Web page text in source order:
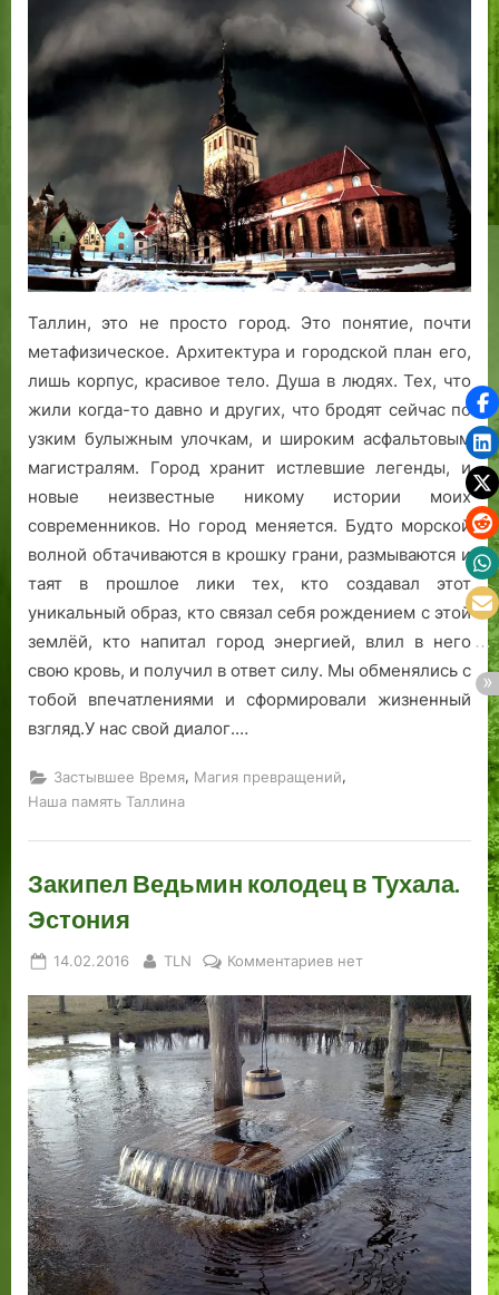
Таллин, это не просто город. Это понятие, почти
метафизическое. Архитектура и городской план его,
лишь корпус, красивое тело. Душа в людях. Тех, что
жили когда-то давно и других, что бродят сейчас по
узким булыжным улочкам, и широким асфальтовым
магистралям. Город хранит истлевшие легенды, и
новые неизвестные никому истории моих
современников. Но город меняется. Будто морской
волной обтачиваются в крошку грани, размываются и
таят в прошлое лики тех, кто создавал этот
уникальный образ, кто связал себя рождением с этой
землёй, кто напитал город энергией, влил в него
свою кровь, и получил в ответ силу. Мы обменялись с
тобой впечатлениями и сформировали жизненный
взгляд.У нас свой диалог.…
Застывшее Время, Магия превращений,
Наша память Таллина
Закипел Ведьмин колодец в Тухала.
Эстония
Posted
14.02.2016 By
TLN Комментариевк
Закипел
Ведьмин
колодец
Тухала.
Эстония
нет